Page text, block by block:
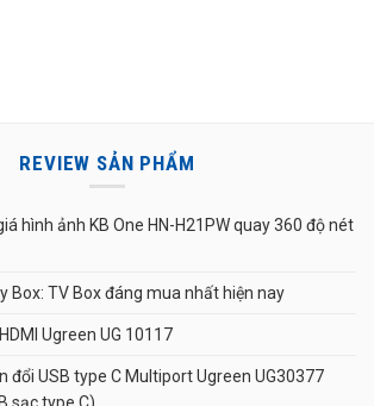
REVIEW SẢN PHẨM
hình ảnh KB One HN-H21PW quay 360 độ nét
Box: TV Box đáng mua nhất hiện nay
Ugreen UG 10117
đổi USB type C Multiport Ugreen UG30377